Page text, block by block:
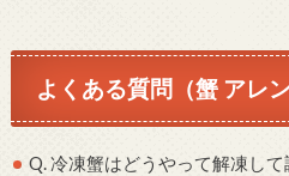
よくある質問（蟹 アレ
Q. 冷凍蟹はどうやって解凍して